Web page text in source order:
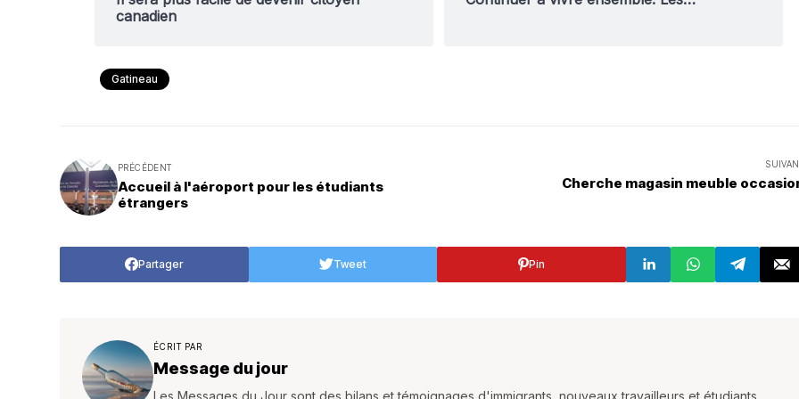
canadien
Gatineau
PRÉCÉDENT
Accueil à l'aéroport pour les étudiants
étrangers
Cherche magasin meuble
Partager Tweet Pin
ÉCRIT PAR
Message du jour
Les Messages du Jour sont des bilans et témoignages d'immigrants, nouveaux travailleurs et étudiants,